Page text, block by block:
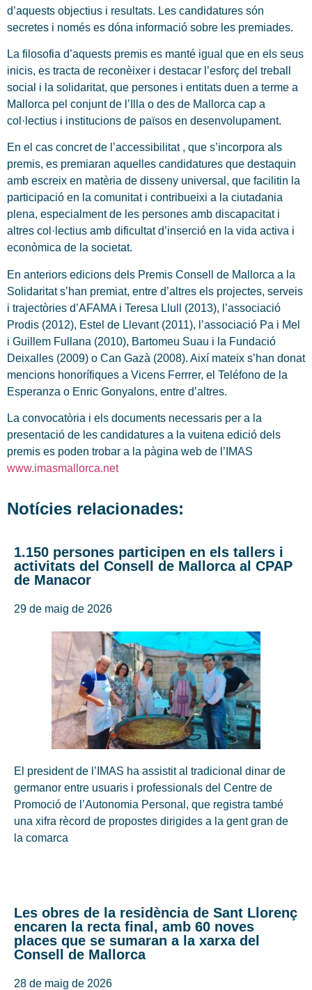
d’aquests objectius i resultats. Les candidatures són
secretes i només es dóna informació sobre les premiades.
La filosofia d’aquests premis es manté igual que en els seus
inicis, es tracta de reconèixer i destacar l’esforç del treball
social i la solidaritat, que persones i entitats duen a terme a
Mallorca pel conjunt de l’Illa o des de Mallorca cap a
col·lectius i institucions de països en desenvolupament.
En el cas concret de l’accessibilitat , que s’incorpora als
premis, es premiaran aquelles candidatures que destaquin
amb escreix en matèria de disseny universal, que facilitin la
participació en la comunitat i contribueixi a la ciutadania
plena, especialment de les persones amb discapacitat i
altres col·lectius amb dificultat d’inserció en la vida activa i
econòmica de la societat.
En anteriors edicions dels Premis Consell de Mallorca a la
Solidaritat s’han premiat, entre d’altres els projectes, serveis
i trajectòries d’AFAMA i Teresa Llull (2013), l’associació
Prodis (2012), Estel de Llevant (2011), l’associació Pa i Mel
i Guillem Fullana (2010), Bartomeu Suau i la Fundació
Deixalles (2009) o Can Gazà (2008). Així mateix s’han donat
mencions honorífiques a Vicens Ferrrer, el Teléfono de la
Esperanza o Enric Gonyalons, entre d’altres.
La convocatòria i els documents necessaris per a la
presentació de les candidatures a la vuitena edició dels
premis es poden trobar a la pàgina web de l’IMAS
www.imasmallorca.net
Notícies relacionades:
1.150 persones participen en els tallers i
activitats del Consell de Mallorca al CPAP
de Manacor
29 de maig de 2026
El president de l’IMAS ha assistit al tradicional dinar de
germanor entre usuaris i professionals del Centre de
Promoció de l’Autonomia Personal, que registra també
una xifra rècord de propostes dirigides a la gent gran de
la comarca
Les obres de la residència de Sant Llorenç
encaren la recta final, amb 60 noves
places que se sumaran a la xarxa del
Consell de Mallorca
28 de maig de 2026